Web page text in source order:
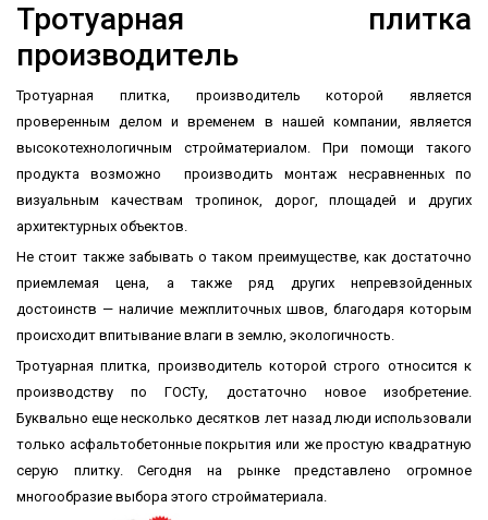
Тротуарная плитка
производитель
Тротуарная плитка, производитель которой является
проверенным делом и временем в нашей компании, является
высокотехнологичным стройматериалом. При помощи такого
продукта возможно производить монтаж несравненных по
визуальным качествам тропинок, дорог, площадей и других
архитектурных объектов.
Не стоит также забывать о таком преимуществе, как достаточно
приемлемая цена, а также ряд других непревзойденных
достоинств — наличие межплиточных швов, благодаря которым
происходит впитывание влаги в землю, экологичность.
Тротуарная плитка, производитель которой строго относится к
производству по ГОСТу, достаточно новое изобретение.
Буквально еще несколько десятков лет назад люди использовали
только асфальтобетонные покрытия или же простую квадратную
серую плитку. Сегодня на рынке представлено огромное
многообразие выбора этого стройматериала.